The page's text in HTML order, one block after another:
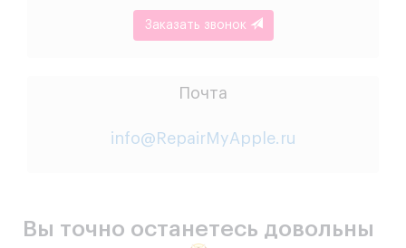
Заказать звонок
Почта
info@RepairMyApple.ru
Вы точно останетесь довольны